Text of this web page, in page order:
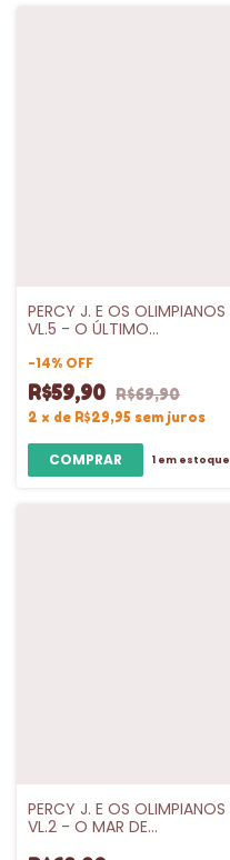
PERCY J. E OS OLIMPIANOS
VL.5 - O ÚLTIMO
INTRINSECA
-14% OFF
R$59,90 R$69,90
2 x de R$29,95 sem juros
1em estoque
PERCY J. E OS OLIMPIANOS
VL.2 - O MAR DE